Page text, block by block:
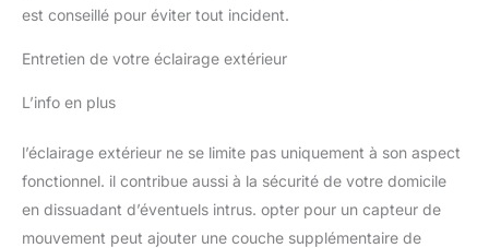
est conseillé pour éviter tout incident.
Entretien de votre éclairage extérieur
L’info en plus
l’éclairage extérieur ne se limite pas uniquement à son aspect
fonctionnel. il contribue aussi à la sécurité de votre domicile
en dissuadant d’éventuels intrus. opter pour un capteur de
mouvement peut ajouter une couche supplémentaire de